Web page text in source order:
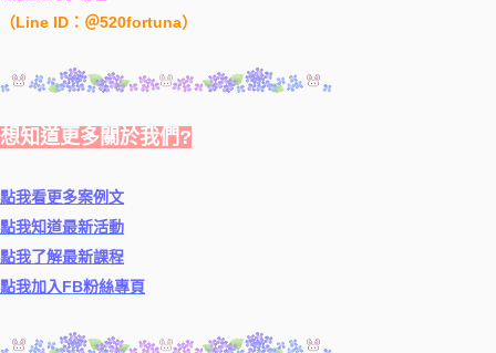
（Line ID：＠520fortuna）
想知道更多關於我們?
點我看更多案例文
點我知道最新活動
點我了解最新課程
點我加入FB粉絲專頁